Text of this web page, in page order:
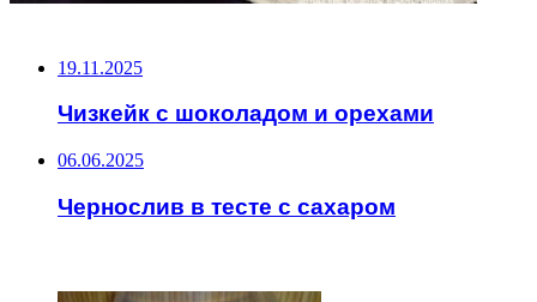
19.11.2025
Чизкейк с шоколадом и орехами
06.06.2025
Чернослив в тесте с сахаром